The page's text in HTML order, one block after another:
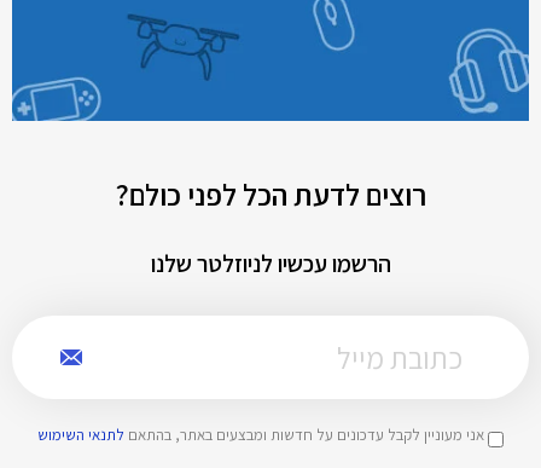
רוצים לדעת הכל לפני כולם?
הרשמו עכשיו לניוזלטר שלנו
אני מעוניין לקבל עדכונים על חדשות ומבצעים באתר, בהתאם לתנאי השימוש